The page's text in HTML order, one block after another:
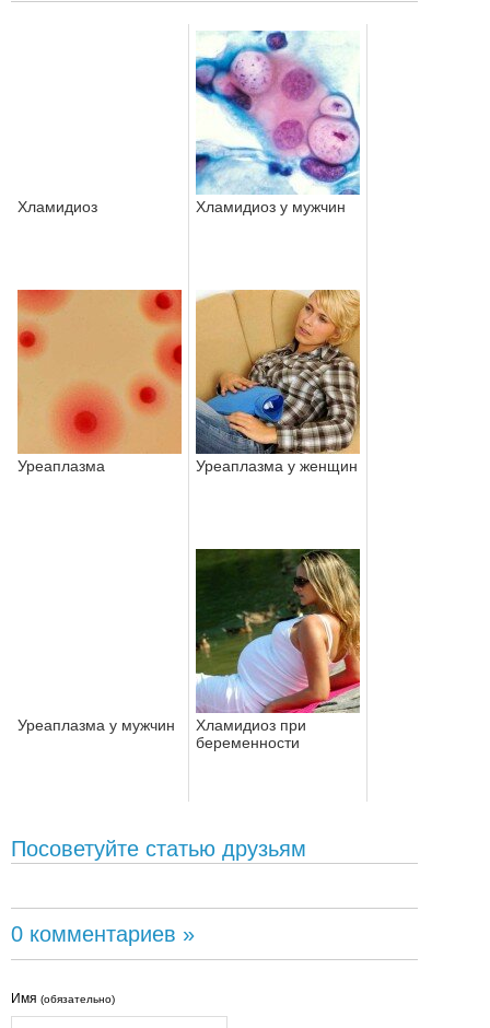
Хламидиоз Хламидиоз у мужчин
Уреаплазма Уреаплазма у женщин
Уреаплазма у мужчин
Хламидиоз при
беременности
Посоветуйте статью друзьям
0 комментариев »
Имя (обязательно)